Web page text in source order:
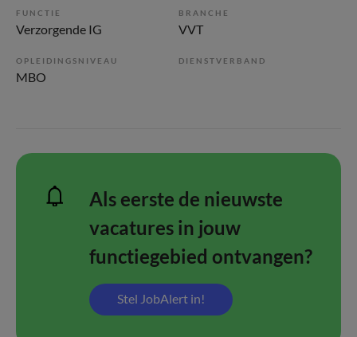
FUNCTIE
Verzorgende IG
BRANCHE
VVT
OPLEIDINGSNIVEAU
MBO
DIENSTVERBAND
Als eerste de nieuwste
vacatures in jouw
functiegebied ontvangen?
Stel JobAlert in!